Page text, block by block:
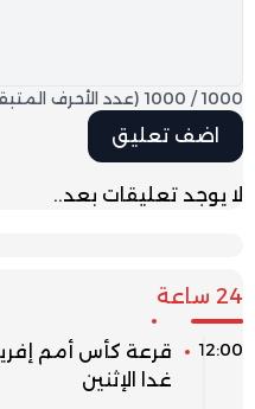
1000
/
1000 (عدد الأحرف
لا يوجد تعليقات بعد..
24 ساعة
12:00
قرعة كأس أمم
غدا الإثنين